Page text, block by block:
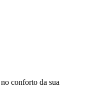
conforto da sua